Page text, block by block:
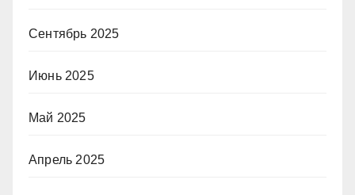
Сентябрь 2025
Июнь 2025
Май 2025
Апрель 2025